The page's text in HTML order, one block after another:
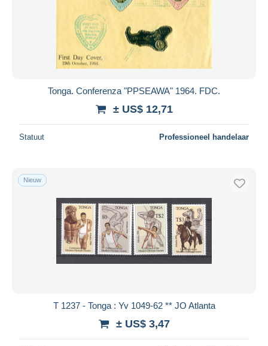
Tonga. Conferenza "PPSEAWA" 1964. FDC.
± US$ 12,71
Statuut Professioneel handelaar
Nieuw
T 1237 - Tonga : Yv 1049-62 ** JO Atlanta
± US$ 3,47